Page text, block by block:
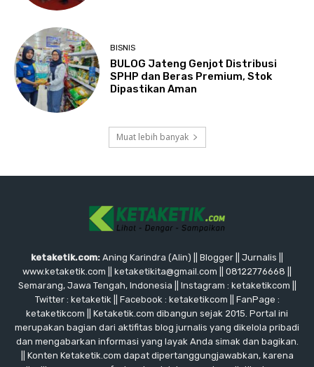
BISNIS
BULOG Jateng Genjot Distribusi
SPHP dan Beras Premium, Stok
Dipastikan Aman
Muat lebih banyak
ketaketik.com: Aning Karindra (Alin) || Blogger || Jurnalis ||
www.ketaketik.com || ketaketikita@gmail.com || 08122776668 ||
Semarang, Jawa Tengah, Indonesia || Instagram : ketaketikcom ||
Twitter : ketaketik || Facebook : ketaketikcom || FanPage :
ketaketikcom || Ketaketik.com dibangun sejak 2015. Portal ini
merupakan bagian dari aktifitas blog jurnalis yang dikelola pribadi
dan mengabarkan informasi yang layak Anda simak dan bagikan.
|| Konten Ketaketik.com dapat dipertanggungjawabkan, karena